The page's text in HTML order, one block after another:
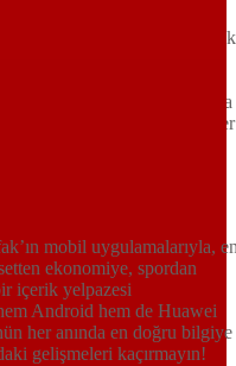
anlayışıyla Yeni
Türkiye’de hem de dünyada
platformlarıyla her an, her
mobil uygulamalarıyla,
ekonomiye, spordan
içerik yelpazesi
Android hem de Huawei
her anında en doğru bilgiye
gelişmeleri kaçırmayın!